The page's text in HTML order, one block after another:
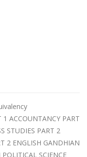
ACCOUNTANCY PART
STUDIES PART 2
2 ENGLISH GANDHIAN
SCIENCE